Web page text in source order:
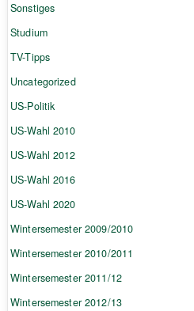
Sonstiges
Studium
TV-Tipps
Uncategorized
US-Politik
US-Wahl 2010
US-Wahl 2012
US-Wahl 2016
US-Wahl 2020
Wintersemester 2009/2010
Wintersemester 2010/2011
Wintersemester 2011/12
Wintersemester 2012/13